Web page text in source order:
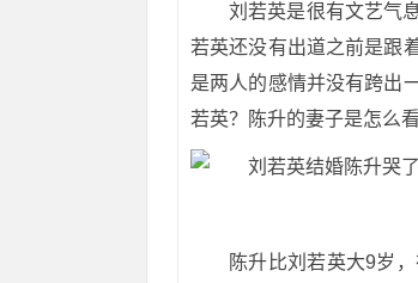
刘若英是很有文艺气
若英还没有出道之前是跟
是两人的感情并没有跨出
若英？陈升的妻子是怎么
陈升比刘若英大9岁